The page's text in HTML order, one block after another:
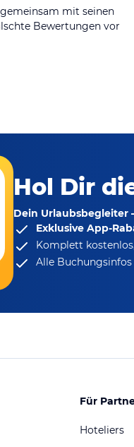
mit seinen
Bewertungen vor
Hol Dir
Dein Urlaubsbegleiter
Exklusive App-
Komplett
Alle
Für
Hoteliers